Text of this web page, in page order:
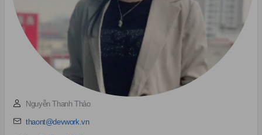
Nguyễn Thanh Thảo
thaont@devwork.vn